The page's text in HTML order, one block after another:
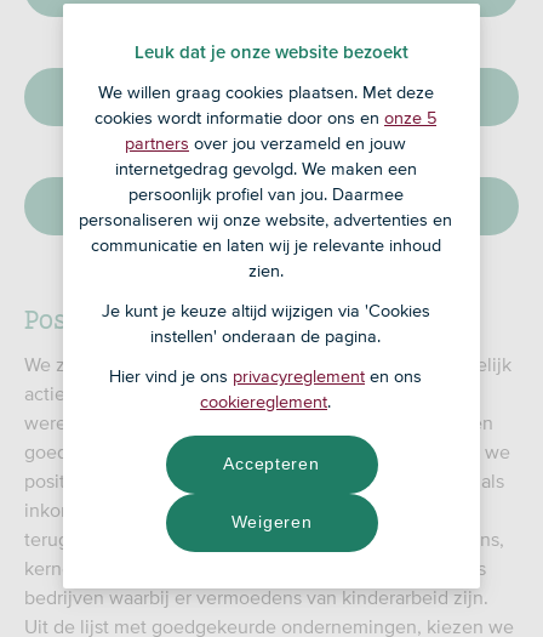
Engagement
Stemmen
Positieve selectie
We zoeken naar bedrijven en projecten die daadwerkelijk
actief bijdragen aan de transitie naar een duurzame
wereld. Met toekomstbestendige bedrijfsactiviteiten en
goede financiële vooruitzichten. Een land beoordelen we
positiever naarmate het beter scoort op onderwerpen als
inkomensongelijkheid, discriminatie en corruptie en
terugbetaalcapaciteit. We sluiten activiteiten als wapens,
kernenergie, fossiele brandstoffen en bont uit, evenals
bedrijven waarbij er vermoedens van kinderarbeid zijn.
Uit de lijst met goedgekeurde ondernemingen, kiezen we
Leuk dat je onze website bezoekt
We willen graag cookies plaatsen. Met deze
cookies wordt informatie door ons en onze 5
partners over jou verzameld en jouw
internetgedrag gevolgd. We maken een
persoonlijk profiel van jou. Daarmee
personaliseren wij onze website, advertenties en
communicatie en laten wij je relevante inhoud
zien.
Je kunt je keuze altijd wijzigen via 'Cookies
instellen' onderaan de pagina.
Hier vind je ons privacyreglement en ons
cookiereglement.
Weigeren
Accepteren